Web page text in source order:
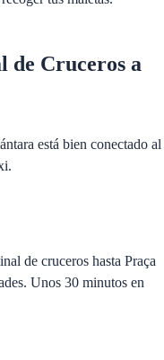
de Cruceros a
está bien conectado al
de cruceros hasta Praça
Unos 30 minutos en